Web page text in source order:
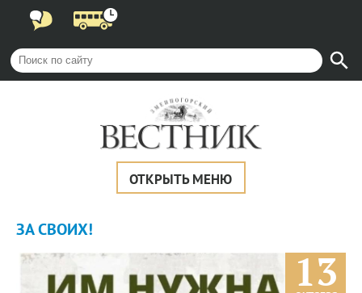
ОТКРЫТЬ МЕНЮ
ЗА СВОИХ!
13